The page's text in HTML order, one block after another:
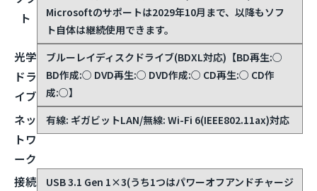
ト
Microsoftのサポートは2029年10月まで、以降もソフ
ト自体は継続使用できます。
光学
ドラ
イブ
ブルーレイディスクドライブ(BDXL対応)【BD再生:○
BD作成:○ DVD再生:○ DVD作成:○ CD再生:○ CD作
成:○】
ネッ
トワ
ーク
有線: ギガビットLAN/無線: Wi-Fi 6(IEEE802.11ax)対応
接続
USB 3.1 Gen 1×3(うち1つはパワーオフアンドチャージ